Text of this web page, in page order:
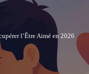
l’Être Aimé en 2026